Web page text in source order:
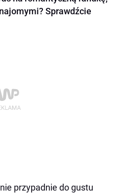
Sprawdźcie
przypadnie do gustu